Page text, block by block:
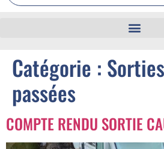
Catégorie :
passées
COMPTE RENDU SORTIE